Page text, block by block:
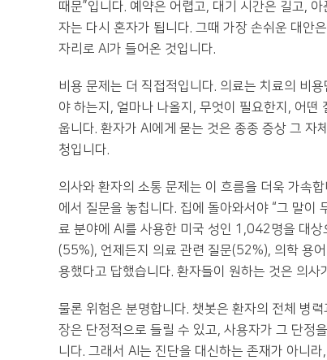
때문”입니다. 예약은 어렵고, 대기 시간은 길고,
자는 다시 혼자가 됩니다. 그때 가장 손쉬운 대안
자리로 AI가 들어온 것입니다.
비용 문제는 더 직접적입니다. 의료는 치료의 비
야 하는지, 얼마나 나올지, 무엇이 필요한지, 어떤
웁니다. 환자가 AI에게 묻는 것은 종종 증상 그 자
청입니다.
의사와 환자의 소통 문제는 이 흐름을 더욱 가속
에서 질문을 놓칩니다. 집에 돌아와서야 “그 말이
료 분야에 AI를 사용한 미국 성인 1,042명을 대
(55%), 언제든지 의료 관련 질문(52%), 의학 용
용했다고 답했습니다. 환자들이 원하는 것은 의
물론 위험은 분명합니다. 챗봇은 환자의 전체 병
장은 단정적으로 들릴 수 있고, 사용자가 그 단정
니다. 그래서 AI는 진단을 대신하는 존재가 아니